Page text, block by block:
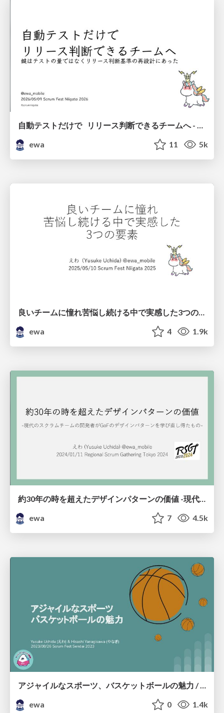
自動テストだけで リリース判断できるチームへ - 鍵はテストの量ではなくリリース判断基準の再設計にあった / Redesigning Release Criteria for Lightweight Releases
ewa
11 5k
ewa
4 1.9k
約30年の時を超えたデザインパターンの価値 -現代のスクラムチームの開発者がGoFのデザインパターンを学び直し得たもの- / The Timeless Quality of GoF Design Patterns
ewa
7 4.5k
アジャイルなスポーツ、バスケットボールの魅力 / Attraction of Agile Sports Basketball
ewa
0 1.4k